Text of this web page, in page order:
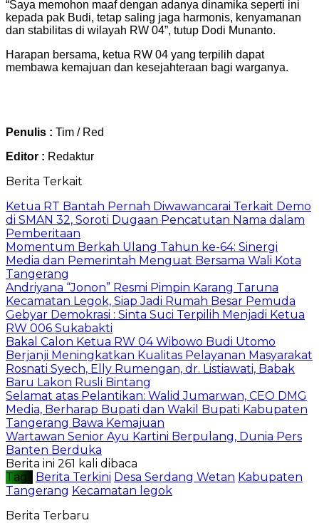
“Saya memohon maaf dengan adanya dinamika seperti ini
kepada pak Budi, tetap saling jaga harmonis, kenyamanan
dan stabilitas di wilayah RW 04”, tutup Dodi Munanto.
Harapan bersama, ketua RW 04 yang terpilih dapat
membawa kemajuan dan kesejahteraan bagi warganya.
Penulis : Tim / Red
Editor : Redaktur
Berita Terkait
Ketua RT Bantah Pernah Diwawancarai Terkait Demo
di SMAN 32, Soroti Dugaan Pencatutan Nama dalam
Pemberitaan
Momentum Berkah Ulang Tahun ke-64: Sinergi
Media dan Pemerintah Menguat Bersama Wali Kota
Tangerang
Andriyana “Jonon” Resmi Pimpin Karang Taruna
Kecamatan Legok, Siap Jadi Rumah Besar Pemuda
Gebyar Demokrasi : Sinta Suci Terpilih Menjadi Ketua
RW 006 Sukabakti
Bakal Calon Ketua RW 04 Wibowo Budi Utomo
Berjanji Meningkatkan Kualitas Pelayanan Masyarakat
Rosnati Syech, Elly Rumengan, dr. Listiawati, Babak
Baru Lakon Rusli Bintang
Selamat atas Pelantikan: Walid Jumarwan, CEO DMG
Media, Berharap Bupati dan Wakil Bupati Kabupaten
Tangerang Bawa Kemajuan
Wartawan Senior Ayu Kartini Berpulang, Dunia Pers
Banten Berduka
Berita ini 261 kali dibaca
Tag :
Berita Terkini Desa Serdang Wetan Kabupaten
Tangerang Kecamatan legok
Berita Terbaru